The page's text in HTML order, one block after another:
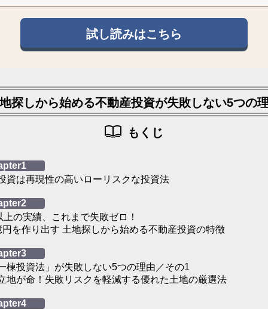
試し読みはこちら
探しから始める不動産投資が失敗しない5つの
もくじ
資は再現性の高いローリスクな投資法
上の実績、これまで失敗ゼロ！
を作り出す 土地探しから始める不動産投資の特徴
棟投資法」が失敗しない5つの理由／その1
地が命！失敗リスクを軽減する優れた土地の厳選法